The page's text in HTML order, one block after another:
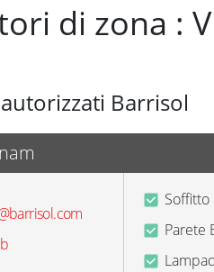
di zona :
Barrisol
Soffitto
Parete